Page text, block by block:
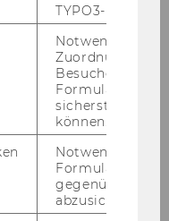
MSc.
TYPO3-Backend.
Notwendig, um
Zuordnung von
Besucher zu
sicherstellen zu
können.
Notwendig, um
gegenüber
abzusichern.